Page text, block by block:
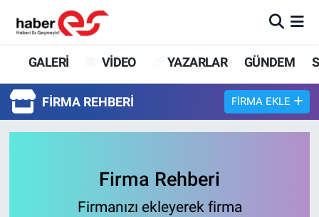
GALERİ VİDEO YAZARLAR GÜNDEM
FIRMA REHBERI FIRMA EKLE
Firma Rehberi
Firmanızı ekleyerek firma
GALERİ
SİYASET
Eskişehir Nöbetçi Eczaneler
Tüm Manşetler